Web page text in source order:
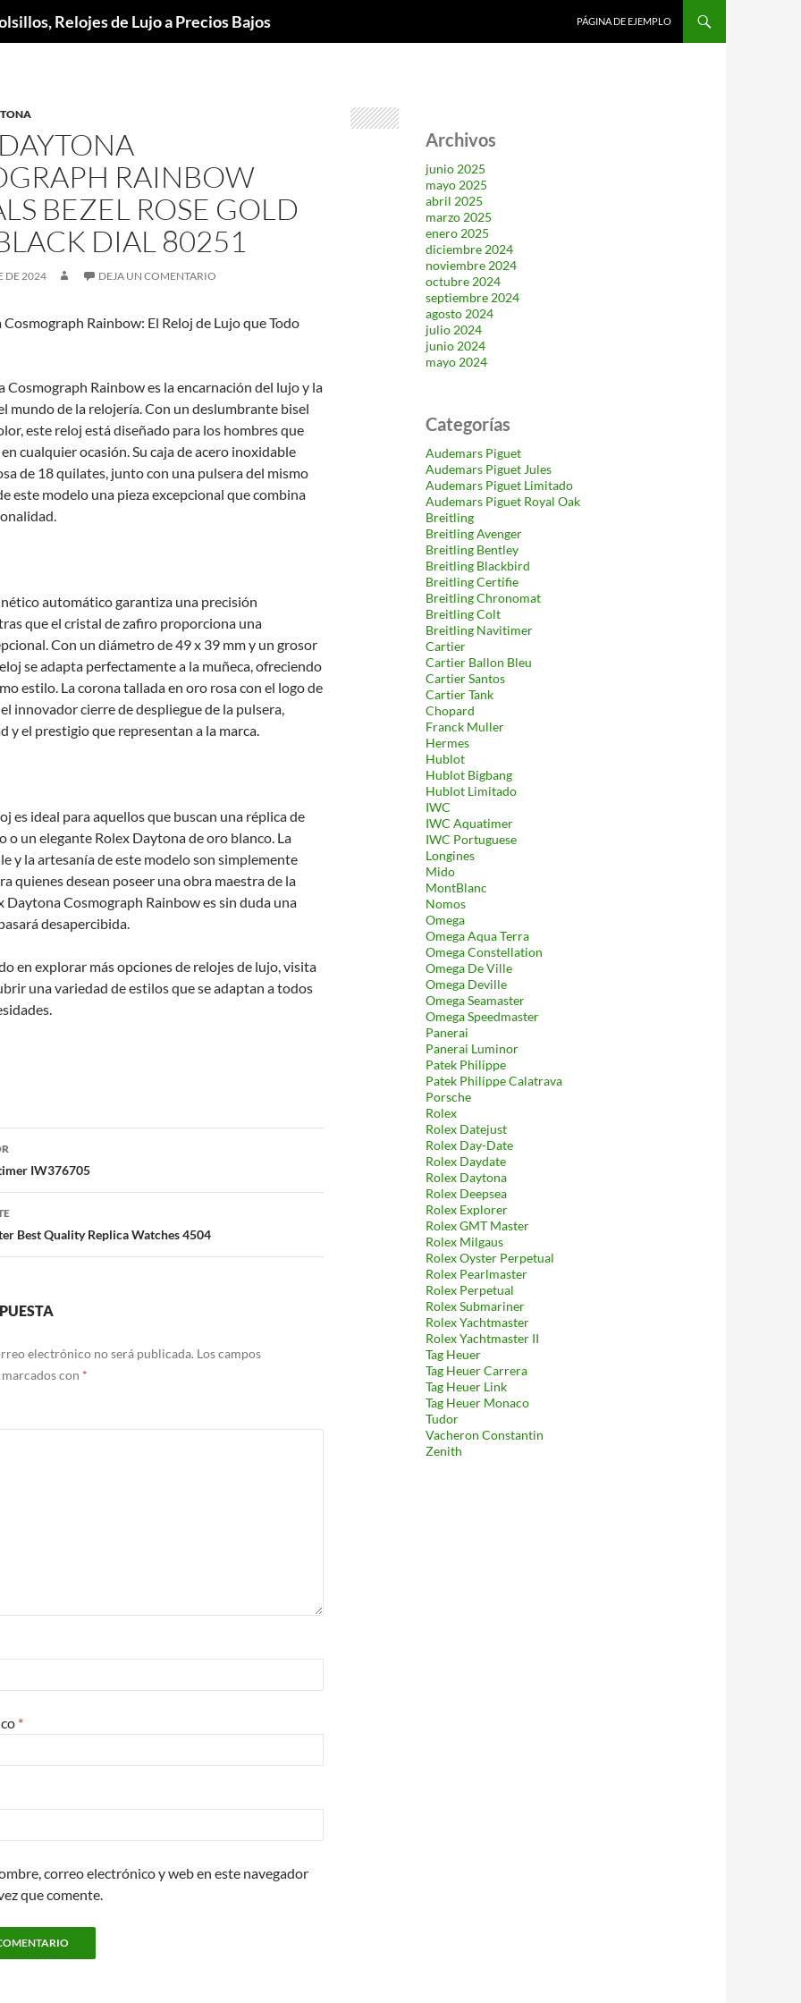
Relojes de Lujo a Precios Bajos
PÁGINA DE EJEMPLO
RAINBOW
BEZEL ROSE GOLD
DIAL 80251
DE 2024 DEJA UN COMENTARIO
Rainbow: El Reloj de Lujo que Todo
Cosmograph Rainbow es la encarnación del lujo y la
mundo de la relojería. Con un deslumbrante bisel
este reloj está diseñado para los hombres que
cualquier ocasión. Su caja de acero inoxidable
de 18 quilates, junto con una pulsera del mismo
este modelo una pieza excepcional que combina
automático garantiza una precisión
que el cristal de zafiro proporciona una
Con un diámetro de 49 x 39 mm y un grosor
se adapta perfectamente a la muñeca, ofreciendo
estilo. La corona tallada en oro rosa con el logo de
innovador cierre de despliegue de la pulsera,
y el prestigio que representan a la marca.
es ideal para aquellos que buscan una réplica de
o un elegante Rolex Daytona de oro blanco. La
y la artesanía de este modelo son simplemente
quienes desean poseer una obra maestra de la
Daytona Cosmograph Rainbow es sin duda una
desapercibida.
en explorar más opciones de relojes de lujo, visita
una variedad de estilos que se adaptan a todos
IW376705
Best Quality Replica Watches 4504
electrónico no será publicada. Los campos
con *
*
correo electrónico y web en este navegador
que comente.
Archivos
junio 2025
mayo 2025
abril 2025
marzo 2025
enero 2025
diciembre 2024
noviembre 2024
octubre 2024
septiembre 2024
agosto 2024
julio 2024
junio 2024
mayo 2024
Categorías
Audemars Piguet
Audemars Piguet Jules
Audemars Piguet Limitado
Audemars Piguet Royal Oak
Breitling
Breitling Avenger
Breitling Bentley
Breitling Blackbird
Breitling Certifie
Breitling Chronomat
Breitling Colt
Breitling Navitimer
Cartier
Cartier Ballon Bleu
Cartier Santos
Cartier Tank
Chopard
Franck Muller
Hermes
Hublot
Hublot Bigbang
Hublot Limitado
IWC
IWC Aquatimer
IWC Portuguese
Longines
Mido
MontBlanc
Nomos
Omega
Omega Aqua Terra
Omega Constellation
Omega De Ville
Omega Deville
Omega Seamaster
Omega Speedmaster
Panerai
Panerai Luminor
Patek Philippe
Patek Philippe Calatrava
Porsche
Rolex
Rolex Datejust
Rolex Day-Date
Rolex Daydate
Rolex Daytona
Rolex Deepsea
Rolex Explorer
Rolex GMT Master
Rolex Milgaus
Rolex Oyster Perpetual
Rolex Pearlmaster
Rolex Perpetual
Rolex Submariner
Rolex Yachtmaster
Rolex Yachtmaster II
Tag Heuer
Tag Heuer Carrera
Tag Heuer Link
Tag Heuer Monaco
Tudor
Vacheron Constantin
Zenith